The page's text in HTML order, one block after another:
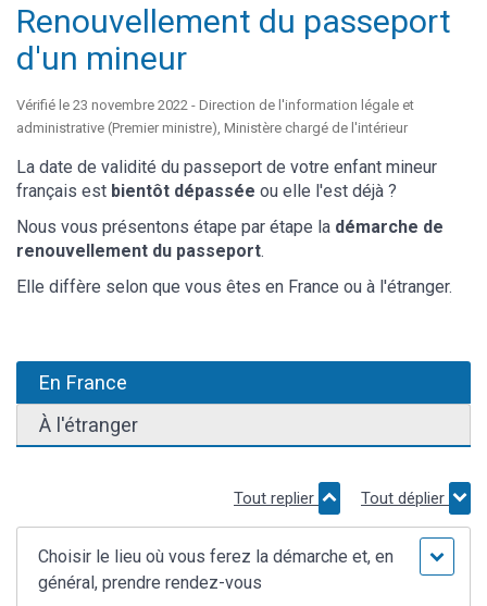
Renouvellement du passeport
d'un mineur
Vérifié le 23 novembre 2022 - Direction de l'information légale et
administrative (Premier ministre), Ministère chargé de l'intérieur
La date de validité du passeport de votre enfant mineur
français est bientôt dépassée ou elle l'est déjà ?
Nous vous présentons étape par étape la démarche de
renouvellement du passeport.
Elle diffère selon que vous êtes en France ou à l'étranger.
En France
À l'étranger
Tout replier Tout déplier
Choisir le lieu où vous ferez la démarche et, en
général, prendre rendez-vous